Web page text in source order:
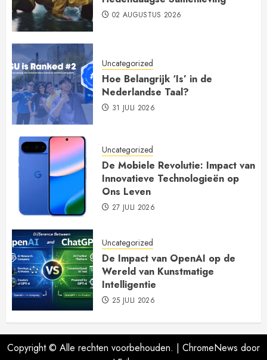
02 AUGUSTUS 2026
Uncategorized
Hoe Belangrijk ‘Is’ in de
Nederlandse Taal?
31 JULI 2026
Uncategorized
De Mobiele Revolutie: Impact van
Innovatieve Technologieën op
Ons Leven
27 JULI 2026
Uncategorized
De Impact van OpenAI op de
Wereld van Kunstmatige
Intelligentie
25 JULI 2026
Copyright © Alle rechten voorbehouden. | ChromeNews door